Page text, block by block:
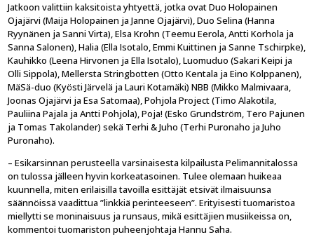
Jatkoon valittiin kaksitoista yhtyettä, jotka ovat Duo Holopainen
Ojajärvi (Maija Holopainen ja Janne Ojajärvi), Duo Selina (Hanna
Ryynänen ja Sanni Virta), Elsa Krohn (Teemu Eerola, Antti Korhola ja
Sanna Salonen), Halia (Ella Isotalo, Emmi Kuittinen ja Sanne Tschirpke),
Kauhikko (Leena Hirvonen ja Ella Isotalo), Luomuduo (Sakari Keipi ja
Olli Sippola), Mellersta Stringbotten (Otto Kentala ja Eino Kolppanen),
MäSä-duo (Kyösti Järvelä ja Lauri Kotamäki) NBB (Mikko Malmivaara,
Joonas Ojajärvi ja Esa Satomaa), Pohjola Project (Timo Alakotila,
Pauliina Pajala ja Antti Pohjola), Poja! (Esko Grundström, Tero Pajunen
ja Tomas Takolander) sekä Terhi & Juho (Terhi Puronaho ja Juho
Puronaho).
– Esikarsinnan perusteella varsinaisesta kilpailusta Pelimannitalossa
on tulossa jälleen hyvin korkeatasoinen. Tulee olemaan huikeaa
kuunnella, miten erilaisilla tavoilla esittäjät etsivät ilmaisuunsa
säännöissä vaadittua ”linkkiä perinteeseen”. Erityisesti tuomaristoa
miellytti se moninaisuus ja runsaus, mikä esittäjien musiikeissa on,
kommentoi tuomariston puheenjohtaja Hannu Saha.